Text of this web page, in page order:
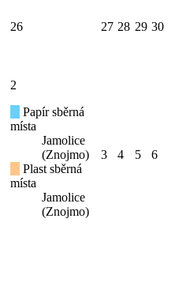
26 27 28 29 30
2
Papír sběrná
místa
Jamolice
(Znojmo)
Plast sběrná
místa
Jamolice
(Znojmo)
3 4 5 6